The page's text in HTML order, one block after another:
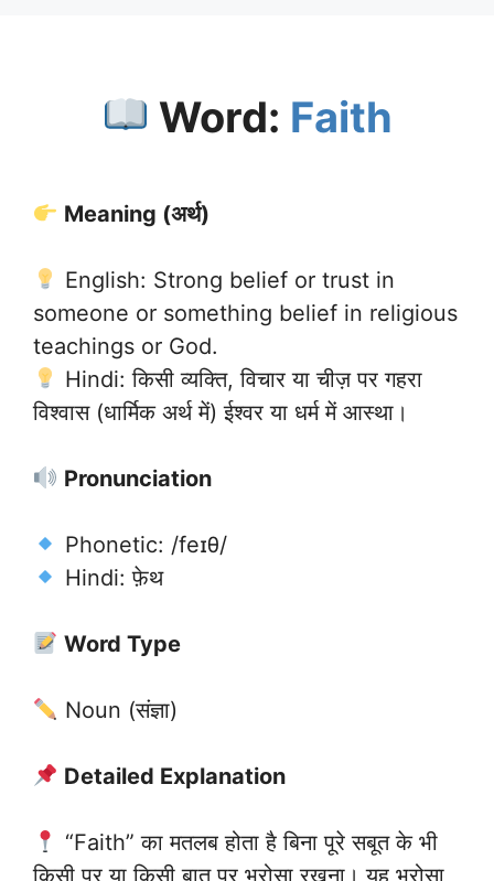
Word: Faith
Meaning (अर्थ)
English: Strong belief or trust in
someone or something belief in religious
teachings or God.
Hindi: किसी व्यक्ति, विचार या चीज़ पर गहरा
विश्वास (धार्मिक अर्थ में) ईश्वर या धर्म में आस्था।
Pronunciation
Phonetic: /feɪθ/
Hindi: फ़ेथ
Word Type
Noun (संज्ञा)
Detailed Explanation
“Faith” का मतलब होता है बिना पूरे सबूत के भी
किसी पर या किसी बात पर भरोसा रखना। यह भरोसा